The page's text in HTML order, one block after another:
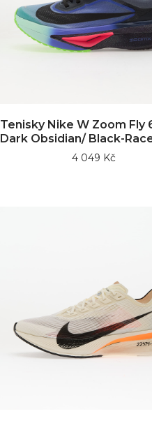
Tenisky Nike W Zoom Fly
Dark Obsidian/ Black-
4 049 Kč